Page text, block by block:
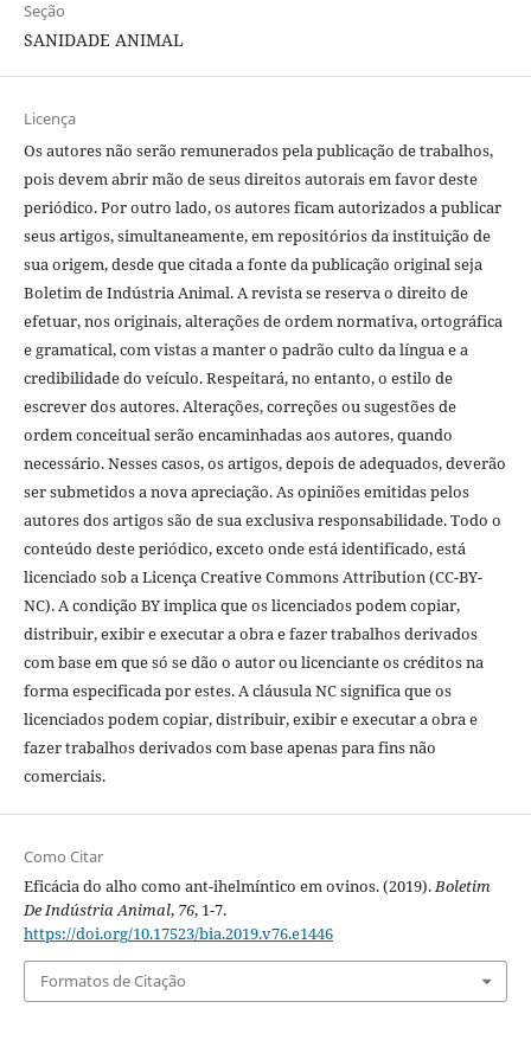
Seção
SANIDADE ANIMAL
Licença
Os autores não serão remunerados pela publicação de trabalhos,
pois devem abrir mão de seus direitos autorais em favor deste
periódico. Por outro lado, os autores ficam autorizados a publicar
seus artigos, simultaneamente, em repositórios da instituição de
sua origem, desde que citada a fonte da publicação original seja
Boletim de Indústria Animal. A revista se reserva o direito de
efetuar, nos originais, alterações de ordem normativa, ortográfica
e gramatical, com vistas a manter o padrão culto da língua e a
credibilidade do veículo. Respeitará, no entanto, o estilo de
escrever dos autores. Alterações, correções ou sugestões de
ordem conceitual serão encaminhadas aos autores, quando
necessário. Nesses casos, os artigos, depois de adequados, deverão
ser submetidos a nova apreciação. As opiniões emitidas pelos
autores dos artigos são de sua exclusiva responsabilidade. Todo o
conteúdo deste periódico, exceto onde está identificado, está
licenciado sob a Licença Creative Commons Attribution (CC-BY-
NC). A condição BY implica que os licenciados podem copiar,
distribuir, exibir e executar a obra e fazer trabalhos derivados
com base em que só se dão o autor ou licenciante os créditos na
forma especificada por estes. A cláusula NC significa que os
licenciados podem copiar, distribuir, exibir e executar a obra e
fazer trabalhos derivados com base apenas para fins não
comerciais.
Como Citar
Eficácia do alho como ant-ihelmíntico em ovinos. (2019).Boletim
De Indústria Animal, 76, 1-7.
https://doi.org/10.17523/bia.2019.v76.e1446
Formatos de Citação